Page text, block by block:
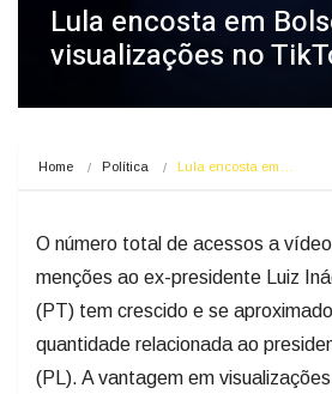
Lula encosta em
visualizações no
Home Política Lula encosta em…
O número total de acessos a
menções ao ex-presidente Luiz
(PT) tem crescido e se
quantidade relacionada ao
(PL). A vantagem em